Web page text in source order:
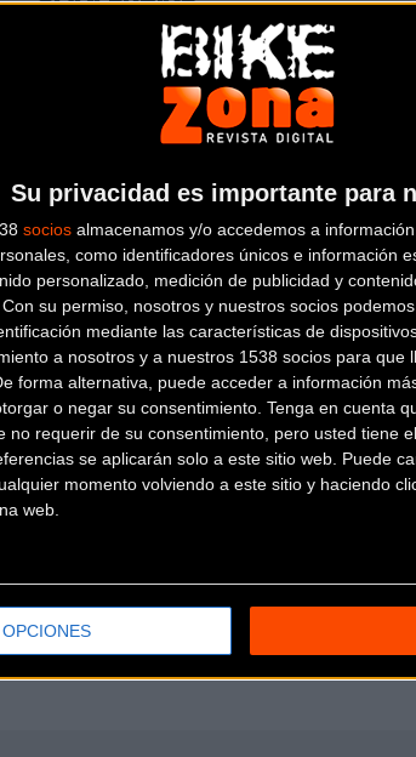
Su privacidad es importante para
socios almacenamos y/o accedemos a
como identificadores únicos e información
personalizado, medición de publicidad y
Con su permiso, nosotros y nuestros socios
mediante las características de
a nosotros y a nuestros 1538 socios para que
forma alternativa, puede acceder a información
o negar su consentimiento. Tenga en cuenta
no requerir de su consentimiento, pero usted tiene
se aplicarán solo a este sitio web. Puede
momento volviendo a este sitio y haciendo
web.
C/Monte Ulía, 2, Esquina C/Lozano,
2. (M-30 Junto Al Puente De Vallecas)
(Madrid)
Marcas:3T, ANGEL CYCLE
mayores cadenas de tiendas de ciclismo